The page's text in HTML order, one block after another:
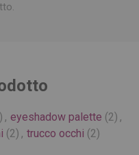
, eyeshadow palette (2) ,
(2) , trucco occhi (2)